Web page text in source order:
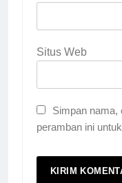
Situs Web
Simpan nama,
peramban ini